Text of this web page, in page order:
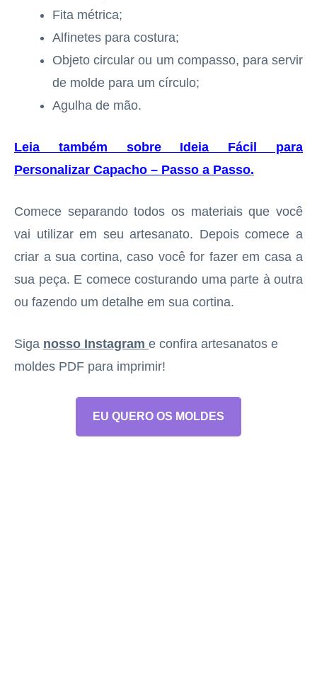
Fita métrica;
Alfinetes para costura;
Objeto circular ou um compasso, para servir
de molde para um círculo;
Agulha de mão.
Leia também sobre Ideia Fácil para
Personalizar Capacho – Passo a Passo.
Comece separando todos os materiais que você
vai utilizar em seu artesanato. Depois comece a
criar a sua cortina, caso você for fazer em casa a
sua peça. E comece costurando uma parte à outra
ou fazendo um detalhe em sua cortina.
Siga nosso Instagram e confira artesanatos e
moldes PDF para imprimir!
EU QUERO OS MOLDES